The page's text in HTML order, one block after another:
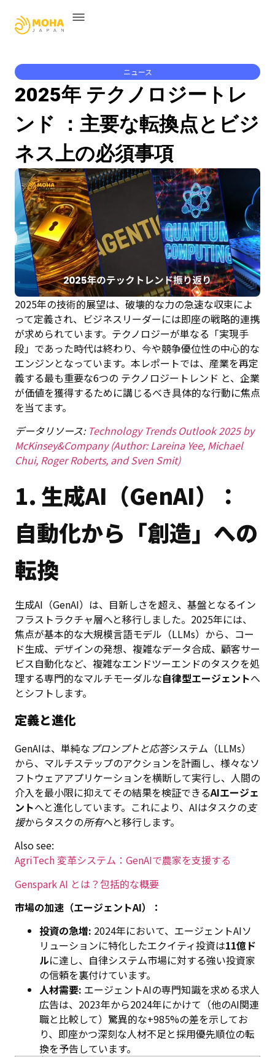
ニュース
2025年 テクノロジートレ
ンド ：主要な転換点とビジ
ネス上の必須事項
2025年の技術的展望は、破壊的な力の急速な収束によ
って定義され、ビジネスリーダーには即座の戦略的連携
が求められています。テクノロジーが単なる「実現手
段」であった時代は終わり、今や競争優位性の中心的な
エンジンとなっています。 本レポートでは、産業を再定
義する最も重要な6つの テクノロジートレンド と、企業
が価値を獲得するために講じるべき具体的な行動に焦点
を当てます。
データリソース: Technology Trends Outlook 2025 by
McKinsey&Company (Author: Lareina Yee, Michael
Chui, Roger Roberts, and Sven Smit)
1. 生成AI（GenAI）：
自動化から「創造」への
転換
生成AI（GenAI）は、目新しさを超え、基盤となるイン
フラストラクチャ層へと移行しました。2025年には、
焦点が基本的な大規模言語モデル（LLMs）から、コー
ド生成、デザインの発想、複雑なデータ合成、顧客サー
ビス自動化など、複雑なエンドツーエンドのタスクを処
理する専門的なマルチモーダルな自律型エージェントへ
とシフトします。
定義と進化
GenAIは、単純な プロンプトと応答システム（LLMs）
から、マルチステップのアクションを計画し、様々なソ
フトウェアアプリケーションを横断して実行し、人間の
介入を最小限に抑えてその結果を検証できるAIエージェ
ントへと進化しています。これにより、AIはタスクの支
援からタスクの所有へと移行します。
Also see:
AgriTech 変革システム：GenAIで農家を支援する
Genspark AI とは？包括的な概要
市場の加速（エージェントAI）：
投資の急増: 2024年において、エージェントAIソ
リューションに特化したエクイティ投資は11億ド
ルに達し、自律システム市場に対する強い投資家
の信頼を裏付けています。
人材需要: エージェントAIの専門知識を求める求人
広告は、2023年から2024年にかけて（他のAI関連
職と比較して）驚異的な+985%の差を示してお
り、即座かつ深刻な人材不足と採用優先順位の転
換を予告しています。